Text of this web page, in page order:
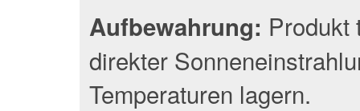
Aufbewahrung: Produkt
direkter
Temperaturen lagern.